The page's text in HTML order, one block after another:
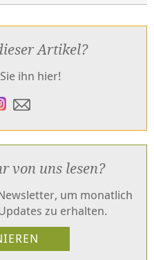
Artikel?
ihn hier!
von uns lesen?
um monatlich
zu erhalten.